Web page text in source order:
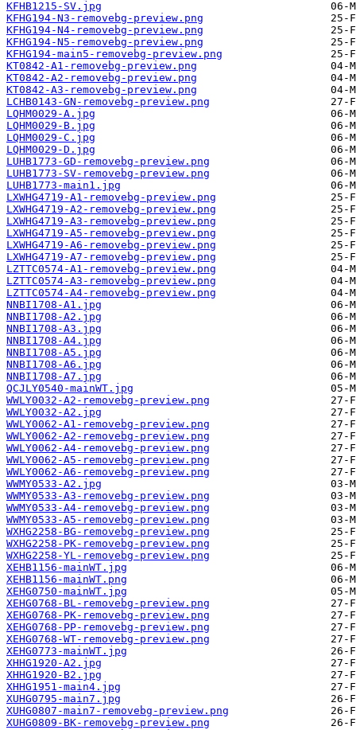
KFHB1215-SV.jpg
KFHG194-N3-removebg-preview.png
KFHG194-N4-removebg-preview.png
KFHG194-N5-removebg-preview.png
KFHG194-main5-removebg-preview.png
KT0842-A1-removebg-preview.png
KT0842-A2-removebg-preview.png
KT0842-A3-removebg-preview.png
LCHB0143-GN-removebg-preview.png
LQHM0029-A.jpg
LQHM0029-B.jpg
LQHM0029-C.jpg
LQHM0029-D.jpg
LUHB1773-GD-removebg-preview.png
LUHB1773-SV-removebg-preview.png
LUHB1773-main1.jpg
LXWHG4719-A1-removebg-preview.png
LXWHG4719-A2-removebg-preview.png
LXWHG4719-A3-removebg-preview.png
LXWHG4719-A5-removebg-preview.png
LXWHG4719-A6-removebg-preview.png
LXWHG4719-A7-removebg-preview.png
LZTTC0574-A1-removebg-preview.png
LZTTC0574-A3-removebg-preview.png
LZTTC0574-A4-removebg-preview.png
NNBI1708-A1.jpg
NNBI1708-A2.jpg
NNBI1708-A3.jpg
NNBI1708-A4.jpg
NNBI1708-A5.jpg
NNBI1708-A6.jpg
NNBI1708-A7.jpg
QCJLY0540-mainWT.jpg
WWLY0032-A2-removebg-preview.png
WWLY0032-A2.jpg
WWLY0062-A1-removebg-preview.png
WWLY0062-A2-removebg-preview.png
WWLY0062-A4-removebg-preview.png
WWLY0062-A5-removebg-preview.png
WWLY0062-A6-removebg-preview.png
WWMY0533-A2.jpg
WWMY0533-A3-removebg-preview.png
WWMY0533-A4-removebg-preview.png
WWMY0533-A5-removebg-preview.png
WXHG2258-BG-removebg-preview.png
WXHG2258-PK-removebg-preview.png
WXHG2258-YL-removebg-preview.png
XEHB1156-mainWT.jpg
XEHB1156-mainWT.png
XEHG0750-mainWT.jpg
XEHG0768-BL-removebg-preview.png
XEHG0768-PK-removebg-preview.png
XEHG0768-PP-removebg-preview.png
XEHG0768-WT-removebg-preview.png
XEHG0773-mainWT.jpg
XHHG1920-A2.jpg
XHHG1920-B2.jpg
XHHG1951-main4.jpg
XUHG0795-main7.jpg
XUHG0807-main7-removebg-preview.png
XUHG0809-BK-removebg-preview.png